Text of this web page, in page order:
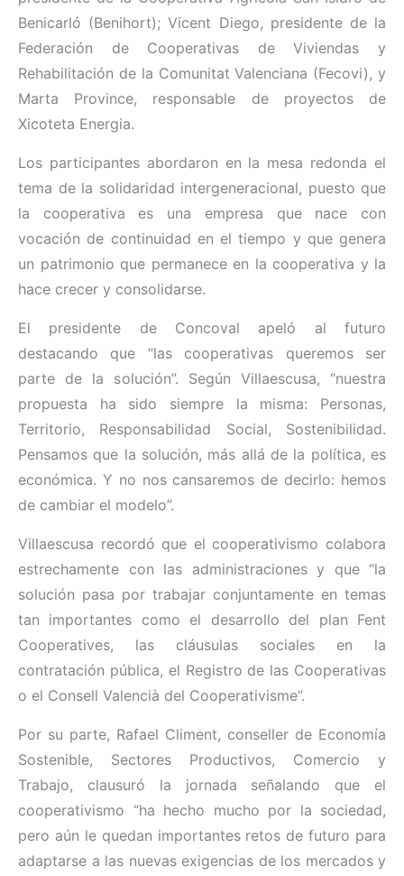
Benicarló (Benihort); Vicent Diego, presidente de la
Federación de Cooperativas de Viviendas y
Rehabilitación de la Comunitat Valenciana (Fecovi), y
Marta Province, responsable de proyectos de
Xicoteta Energia.
Los participantes abordaron en la mesa redonda el
tema de la solidaridad intergeneracional, puesto que
la cooperativa es una empresa que nace con
vocación de continuidad en el tiempo y que genera
un patrimonio que permanece en la cooperativa y la
hace crecer y consolidarse.
El presidente de Concoval apeló al futuro
destacando que “las cooperativas queremos ser
parte de la solución”. Según Villaescusa, “nuestra
propuesta ha sido siempre la misma: Personas,
Territorio, Responsabilidad Social, Sostenibilidad.
Pensamos que la solución, más allá de la política, es
económica. Y no nos cansaremos de decirlo: hemos
de cambiar el modelo”.
Villaescusa recordó que el cooperativismo colabora
estrechamente con las administraciones y que “la
solución pasa por trabajar conjuntamente en temas
tan importantes como el desarrollo del plan Fent
Cooperatives, las cláusulas sociales en la
contratación pública, el Registro de las Cooperativas
o el Consell Valencià del Cooperativisme”.
Por su parte, Rafael Climent, conseller de Economía
Sostenible, Sectores Productivos, Comercio y
Trabajo, clausuró la jornada señalando que el
cooperativismo “ha hecho mucho por la sociedad,
pero aún le quedan importantes retos de futuro para
adaptarse a las nuevas exigencias de los mercados y